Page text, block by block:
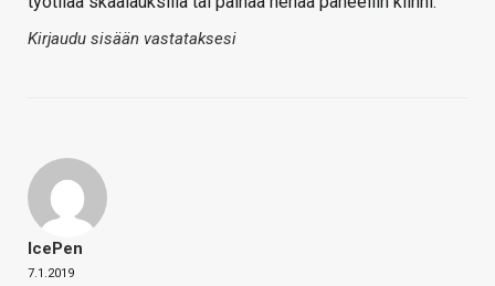
Kirjaudu sisään vastataksesi
IcePen
7.1.2019